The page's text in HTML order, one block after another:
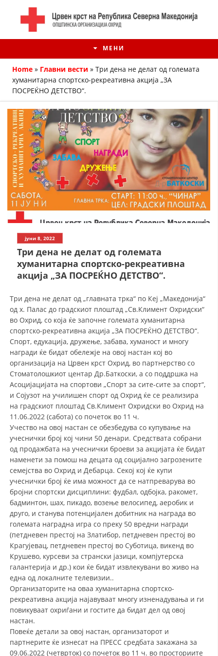
МЕНИ
ИСТОРИЈАТ НА ЦКРМ
ИСТОРИЈАТ НА ДВИЖЕЊЕТО
СТРУКТУРА НА ОРГАНИЗАЦИЈАТА
ЧЛЕНСТВО ВО ПРОФЕСИОНАЛНИ ТЕЛА
ЗАКОН ЗА ЦКРМ
СТАТУТ НА ЦКРМ
ОРГАНИЗАЦИЈА И РАЗВОЈ
РАКОВОДЕН ОДБОР
СТРУКТУРА И ОРГАНИЗАЦИОНА ПОСТАВЕНОСТ
ДИСЕМИНАЦИЈА
MЕЃУНАРОДНО ХУМАНИТАРНО ПРАВО
ПРОМОЦИЈА НА ХУМАНИ ВРЕДНОСТИ
УПОТРЕБА И ЗАШТИТА НА АМБЛЕМОТ
СОЦИЈАЛНО ХУМАНИТАРНА ДЕЈНОСТ
ПОДГОТВЕНОСТ И ДЕЈСТВО ПРИ КАТАСТРОФИ
ТИМОВИ НА ООЦК ОХРИД
ПРОЕКТИ – ПОДГОТВЕНОСТ И ДЕЈСТВУВАЊЕ ПРИ КАТАСТРОФИ
ОДНОСИ СО ЈАВНОСТ
ИСТРАЖУВАЊЕ НА ЈАВНО МИСЛЕЊЕ
МЕЃУНАРОДНА СОРАБОТКА
Home » Главни вести » Три дена не делат од големата
хуманитарна спортско-рекреативна акција „ЗА
ПОСРЕЌНО ДЕТСТВО“.
јуни 8, 2022
Три дена не делат од големата
хуманитарна спортско-рекреативна
акција „ЗА ПОСРЕЌНО ДЕТСТВО“.
Три дена не делат од „главната трка“ по Кеј „Македонија“
од х. Палас до градскиот плоштад „Св.Климент Охридски“
во Охрид, со која ќе започне големата хуманитарна
спортско-рекреативна акција „ЗА ПОСРЕЌНО ДЕТСТВО“.
Спорт, едукација, дружење, забава, хуманост и многу
награди ќе бидат обележје на овој настан кој во
организација на Црвен крст Охрид, во партнерство со
Стоматолошкиот центар Др.Баткоски, а со поддршка на
Асоцијацијата на спортови „Спорт за сите-сите за спорт“,
и Сојузот на училишен спорт од Охрид ќе се реализира
на градскиот плоштад Св.Климент Охридски во Охрид на
11.06.2022 (сабота) со почеток во 11 ч.
Учество на овој настан се обезбедува со купување на
учеснички број кој чини 50 денари. Средствата собрани
од продажбата на учеснички броеви за акцијата ќе бидат
наменети за помош на децата од социјално загрозените
семејства во Охрид и Дебарца. Секој кој ќе купи
учеснички број ќе има можност да се натпреварува во
бројни спортски дисциплини: фудбал, одбојка, ракомет,
бадминтон, шах, пикадо, возење велосипед, аеробик и
друго, и станува потенцијален добитник на награда во
големата наградна игра со преку 50 вредни награди
(петдневен престој на Златибор, петдневен престој во
Крагујевац, петдневен престој во Суботица, викенд во
Крушево, курсеви за странски јазици, компјутерска
галантерија и др.) кои ќе бидат извлекувани во живо на
една од локалните телевизии..
Организаторите на оваа хуманитарна спортско-
рекреативна акција најавуваат многу изненадувања и ги
повикуваат охриѓани и гостите да бидат дел од овој
настан.
Повеќе детали за овој настан, организаторот и
партнерите ќе изнесат на ПРЕСС средбата закажана за
09.06.2022 (четврток) со почеток во 11 ч. во просториите